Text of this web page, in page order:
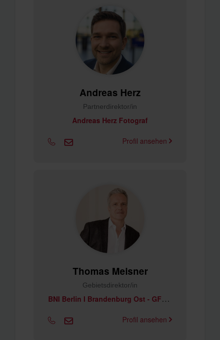
Andreas Herz
Partnerdirektor/in
Andreas Herz Fotograf
Profil ansehen
Thomas Meisner
Gebietsdirektor/in
B
NI Berlin I Brandenburg Ost - GFE Gesellschaft für Empfehlungsmarketing
Profil ansehen